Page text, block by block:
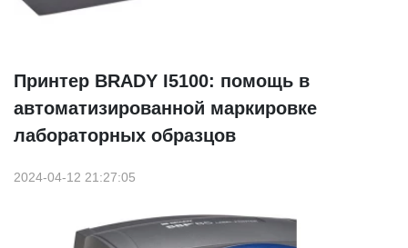
Принтер BRADY I5100: помощь в
автоматизированной маркировке
лабораторных образцов
2024-04-12 21:27:05